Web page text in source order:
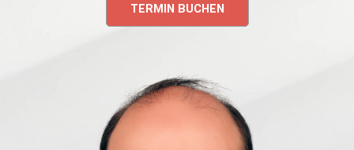
TERMIN BUCHEN